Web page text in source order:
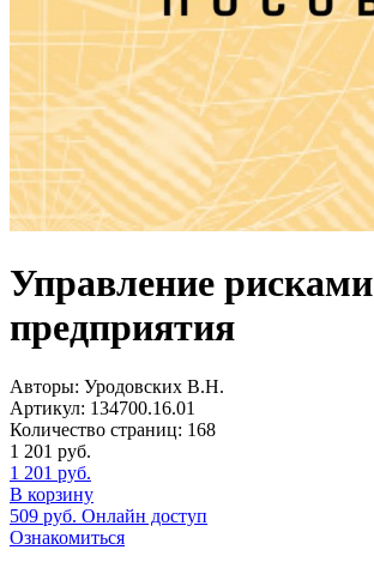
Управление рисками
предприятия
Авторы: Уродовских В.Н.
Артикул: 134700.16.01
Количество страниц: 168
1 201 руб.
1 201 руб.
В корзину
509 руб. Онлайн доступ
Ознакомиться